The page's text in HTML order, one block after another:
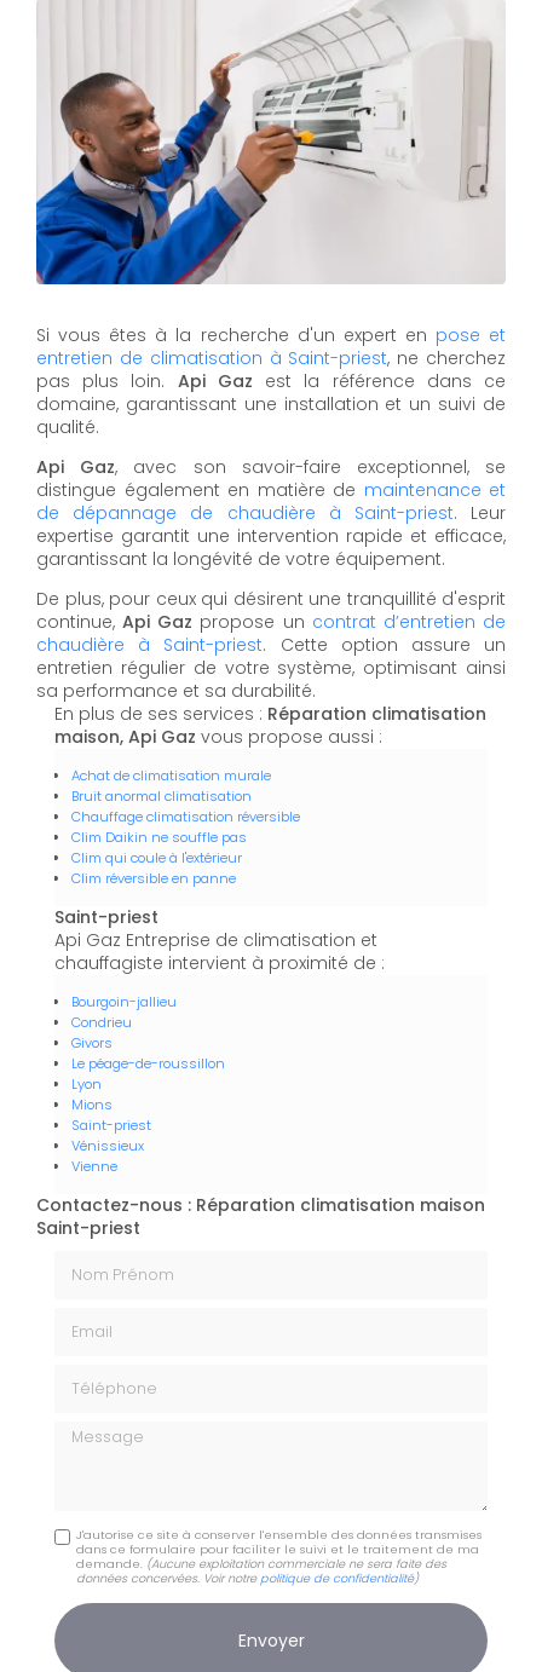
Si vous êtes à la recherche d'un expert en pose et
entretien de climatisation à Saint-priest, ne cherchez
pas plus loin. Api Gaz est la référence dans ce
domaine, garantissant une installation et un suivi de
qualité.
Api Gaz, avec son savoir-faire exceptionnel, se
distingue également en matière de maintenance et
de dépannage de chaudière à Saint-priest. Leur
expertise garantit une intervention rapide et efficace,
garantissant la longévité de votre équipement.
De plus, pour ceux qui désirent une tranquillité d'esprit
continue,Api Gaz propose un contrat d’entretien de
chaudière à Saint-priest. Cette option assure un
entretien régulier de votre système, optimisant ainsi
sa performance et sa durabilité.
En plus de ses services : Réparation climatisation
maison, Api Gaz vous propose aussi :
Achat de climatisation murale
Bruit anormal climatisation
Chauffage climatisation réversible
Clim Daikin ne souffle pas
Clim qui coule à l'extérieur
Clim réversible en panne
Saint-priest
Api Gaz Entreprise de climatisation et
chauffagiste intervient à proximité de :
Bourgoin-jallieu
Condrieu
Givors
Le péage-de-roussillon
Lyon
Mions
Saint-priest
Vénissieux
Vienne
Contactez-nous : Réparation climatisation maison
Saint-priest
Message
J'autorise ce site à conserver l'ensemble des données transmises
dans ce formulaire pour faciliter le suivi et le traitement de ma
demande. (Aucune exploitation commerciale ne sera faite des
données concervées. Voir notrepolitique de confidentialité)